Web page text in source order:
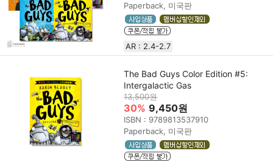
Paperback, 미국판
AR : 2.4-2.7
The Bad Guys Color Edition #5:
Intergalactic Gas
13,500원
30% 9,450원
ISBN : 9789813537910
Paperback, 미국판